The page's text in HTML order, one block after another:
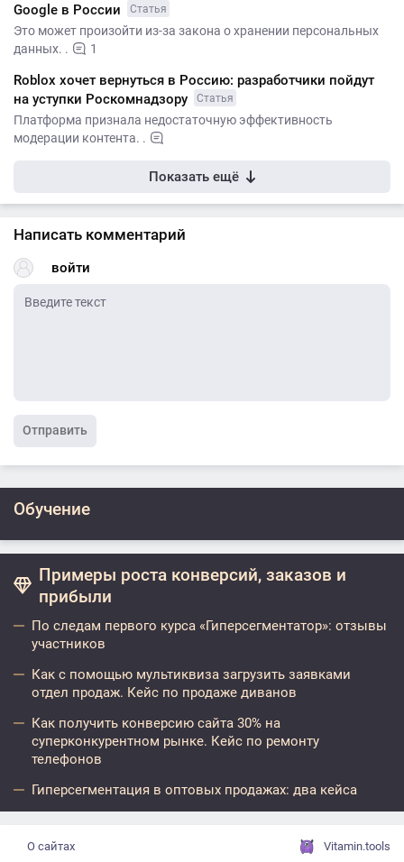
Google в России
Статья
Это может произойти из-за закона о хранении персональных
данных. .
1
Roblox хочет вернуться в Россию: разработчики пойдут
на уступки Роскомнадзору
Статья
Платформа признала недостаточную эффективность
модерации контента. .
Показать ещё
Написать комментарий
войти
Отправить
Обучение
Примеры роста конверсий, заказов и
прибыли
По следам первого курса «Гиперсегментатор»: отзывы
участников
Как с помощью мультиквиза загрузить заявками
отдел продаж. Кейс по продаже диванов
Как получить конверсию сайта 30% на
суперконкурентном рынке. Кейс по ремонту
телефонов
Гиперсегментация в оптовых продажах: два кейса
О сайтах Vitamin.tools